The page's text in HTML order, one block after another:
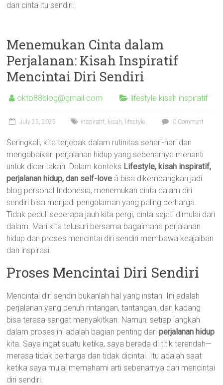
dari cinta itu sendiri.
Menemukan Cinta dalam
Perjalanan: Kisah Inspiratif
Mencintai Diri Sendiri
okto88blog@gmail.com lifestyle kisah inspiratif
July 25, 2025 inspiratif, kisah, lifestyle 0 Comment
Seringkali, kita terjebak dalam rutinitas sehari-hari dan
mengabaikan perjalanan hidup yang sebenarnya menanti
untuk diceritakan. Dalam konteks Lifestyle, kisah inspiratif,
perjalanan hidup, dan self-love â bisa dikembangkan jadi
blog personal Indonesia, menemukan cinta dalam diri
sendiri bisa menjadi pengalaman yang paling berharga.
Tidak peduli seberapa jauh kita pergi, cinta sejati dimulai dari
dalam. Mari kita telusuri bersama bagaimana perjalanan
hidup dan proses mencintai diri sendiri membawa keajaiban
dan inspirasi.
Proses Mencintai Diri Sendiri
Mencintai diri sendiri bukanlah hal yang instan. Ini adalah
perjalanan yang penuh rintangan, tantangan, dan kadang
bisa terasa sangat menyakitkan. Namun, setiap langkah
dalam proses ini adalah bagian penting dariperjalanan hidup
kita. Saya ingat suatu ketika, saya berada di titik terendah—
merasa tidak berharga dan tidak dicintai. Itu adalah saat
ketika saya mulai memahami arti sebenarnya dari mencintai
diri sendiri.